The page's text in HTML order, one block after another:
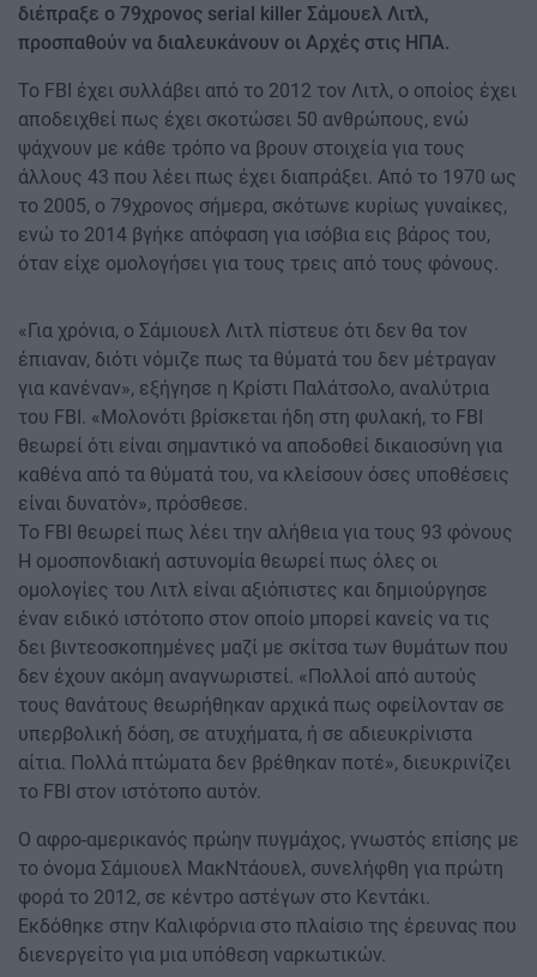
διέπραξε ο 79χρονος serial killer Σάμουελ Λιτλ,
προσπαθούν να διαλευκάνουν οι Αρχές στις ΗΠΑ.
Το FBI έχει συλλάβει από το 2012 τον Λιτλ, ο οποίος έχει
αποδειχθεί πως έχει σκοτώσει 50 ανθρώπους, ενώ
ψάχνουν με κάθε τρόπο να βρουν στοιχεία για τους
άλλους 43 που λέει πως έχει διαπράξει. Από το 1970 ως
το 2005, ο 79χρονος σήμερα, σκότωνε κυρίως γυναίκες,
ενώ το 2014 βγήκε απόφαση για ισόβια εις βάρος του,
όταν είχε ομολογήσει για τους τρεις από τους φόνους.
«Για χρόνια, ο Σάμιουελ Λιτλ πίστευε ότι δεν θα τον
έπιαναν, διότι νόμιζε πως τα θύματά του δεν μέτραγαν
για κανέναν», εξήγησε η Κρίστι Παλάτσολο, αναλύτρια
του FBI. «Μολονότι βρίσκεται ήδη στη φυλακή, το FBI
θεωρεί ότι είναι σημαντικό να αποδοθεί δικαιοσύνη για
καθένα από τα θύματά του, να κλείσουν όσες υποθέσεις
είναι δυνατόν», πρόσθεσε.
Το FBI θεωρεί πως λέει την αλήθεια για τους 93 φόνους
Η ομοσπονδιακή αστυνομία θεωρεί πως όλες οι
ομολογίες του Λιτλ είναι αξιόπιστες και δημιούργησε
έναν ειδικό ιστότοπο στον οποίο μπορεί κανείς να τις
δει βιντεοσκοπημένες μαζί με σκίτσα των θυμάτων που
δεν έχουν ακόμη αναγνωριστεί. «Πολλοί από αυτούς
τους θανάτους θεωρήθηκαν αρχικά πως οφείλονταν σε
υπερβολική δόση, σε ατυχήματα, ή σε αδιευκρίνιστα
αίτια. Πολλά πτώματα δεν βρέθηκαν ποτέ», διευκρινίζει
το FBI στον ιστότοπο αυτόν.
Ο αφρο-αμερικανός πρώην πυγμάχος, γνωστός επίσης με
το όνομα Σάμιουελ ΜακΝτάουελ, συνελήφθη για πρώτη
φορά το 2012, σε κέντρο αστέγων στο Κεντάκι.
Εκδόθηκε στην Καλιφόρνια στο πλαίσιο της έρευνας που
διενεργείτο για μια υπόθεση ναρκωτικών.